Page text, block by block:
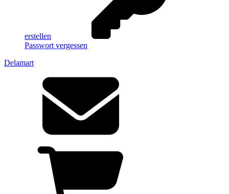
erstellen
Passwort vergessen
Delamart